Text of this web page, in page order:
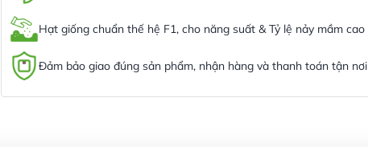
Hạt giống chuẩn thế hệ F1, cho năng suất & Tỷ lệ nảy mầm cao
Đảm bảo giao đúng sản phẩm, nhận hàng và thanh toán tận nơi